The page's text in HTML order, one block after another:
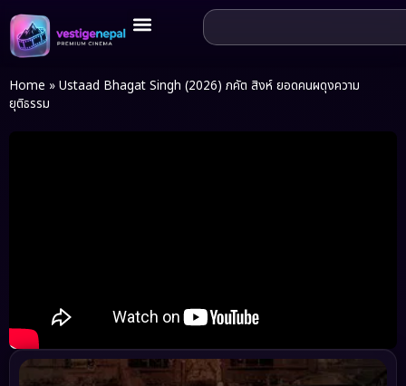
Home » Ustaad Bhagat Singh (2026) ภคัต สิงห์ ยอดคนผดุงความ
ยุติธรรม